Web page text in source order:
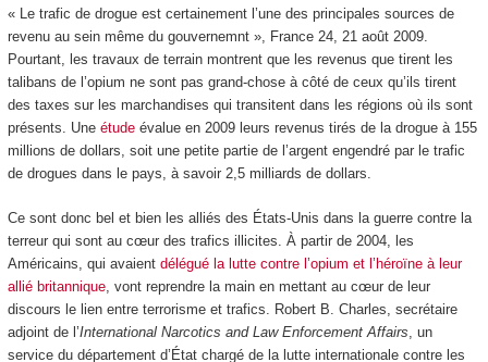
« Le trafic de drogue est certainement l’une des principales sources de
revenu au sein même du gouvernemnt », France 24, 21 août 2009.
Pourtant, les travaux de terrain montrent que les revenus que tirent les
talibans de l’opium ne sont pas grand-chose à côté de ceux qu’ils tirent
des taxes sur les marchandises qui transitent dans les régions où ils sont
présents. Une étudeévalue en 2009 leurs revenus tirés de la drogue à 155
millions de dollars, soit une petite partie de l’argent engendré par le trafic
de drogues dans le pays, à savoir 2,5 milliards de dollars.
Ce sont donc bel et bien les alliés des États-Unis dans la guerre contre la
terreur qui sont au cœur des trafics illicites. À partir de 2004, les
Américains, qui avaient délégué la lutte contre l’opium et l’héroïne à leur
allié britannique, vont reprendre la main en mettant au cœur de leur
discours le lien entre terrorisme et trafics. Robert B. Charles, secrétaire
adjoint de l’International Narcotics and Law Enforcement Affairs , un
service du département d’État chargé de la lutte internationale contre les